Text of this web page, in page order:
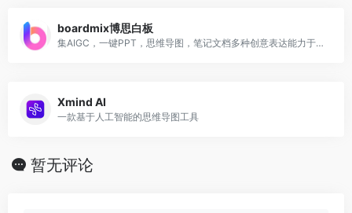
boardmix博思白板
集AIGC，一键PPT，思维导图，笔记文档多种创意表达能力于一体
Xmind AI
一款基于人工智能的思维导图工具
暂无评论